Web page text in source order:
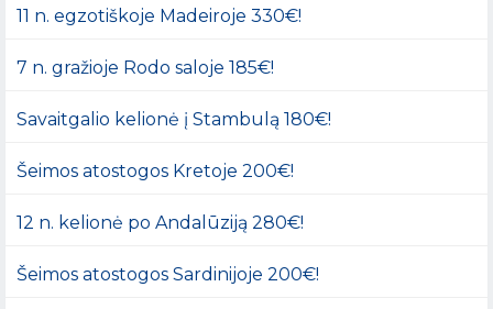
11 n. egzotiškoje Madeiroje 330€!
7 n. gražioje Rodo saloje 185€!
Savaitgalio kelionė į Stambulą 180€!
Šeimos atostogos Kretoje 200€!
12 n. kelionė po Andalūziją 280€!
Šeimos atostogos Sardinijoje 200€!